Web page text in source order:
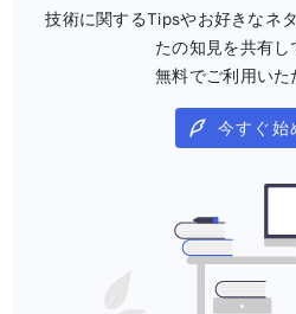
技術に関するTipsやお好きなネ
たの知見を共有し
無料でご利用いた
今すぐ始